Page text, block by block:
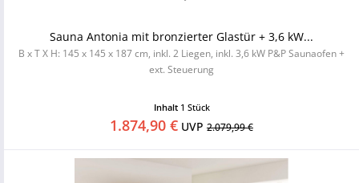
Sauna Antonia mit bronzierter Glastür + 3,6 kW...
B x T X H: 145 x 145 x 187 cm, inkl. 2 Liegen, inkl. 3,6 kW P&P Saunaofen +
ext. Steuerung
Inhalt 1 Stück
1.874,90 € UVP 2.079,99 €